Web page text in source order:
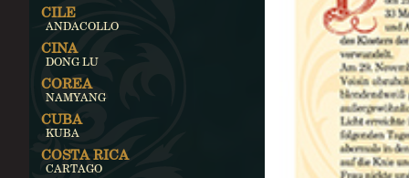
CILE
ANDACOLLO
CINA
DONG LU
COREA
NAMYANG
CUBA
KUBA
COSTA RICA
CARTAGO